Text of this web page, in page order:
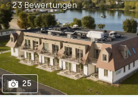
23 Bewertungen
25